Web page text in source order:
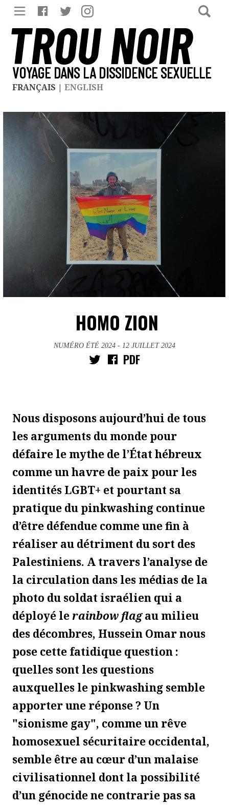
TROU NOIR
VOYAGE DANS LA DISSIDENCE SEXUELLE
FRANÇAIS | ENGLISH
HOMO ZION
NUMÉRO ÉTÉ 2024 - 12 JUILLET 2024
PDF
Nous disposons aujourd’hui de tous
les arguments du monde pour
défaire le mythe de l’État hébreux
comme un havre de paix pour les
identités LGBT+ et pourtant sa
pratique du pinkwashing continue
d’être défendue comme une fin à
réaliser au détriment du sort des
Palestiniens. A travers l’analyse de
la circulation dans les médias de la
photo du soldat israélien qui a
déployé lerainbow flagau milieu
des décombres, Hussein Omar nous
pose cette fatidique question :
quelles sont les questions
auxquelles le pinkwashing semble
apporter une réponse ? Un
"sionisme gay", comme un rêve
homosexuel sécuritaire occidental,
semble être au cœur d’un malaise
civilisationnel dont la possibilité
d’un génocide ne contrarie pas sa